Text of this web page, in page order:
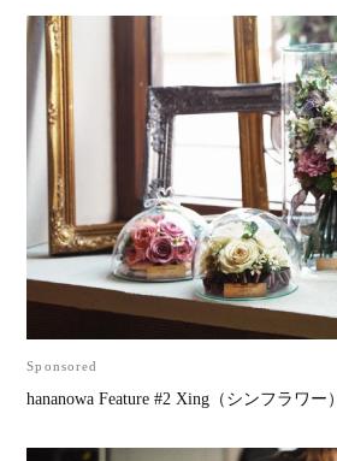
Sponsored
hananowa Feature #2 Xing（シンフラワー）